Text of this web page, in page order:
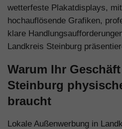
wetterfeste Plakatdisplays,
hochauflösende Grafiken,
klare
Landkreis Steinburg
Warum Ihr
Steinburg
braucht
Lokale Außenwerbung in